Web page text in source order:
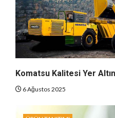
Komatsu Kalitesi Yer
6 Ağustos 2025